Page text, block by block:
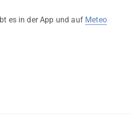
es in der App und auf Meteo